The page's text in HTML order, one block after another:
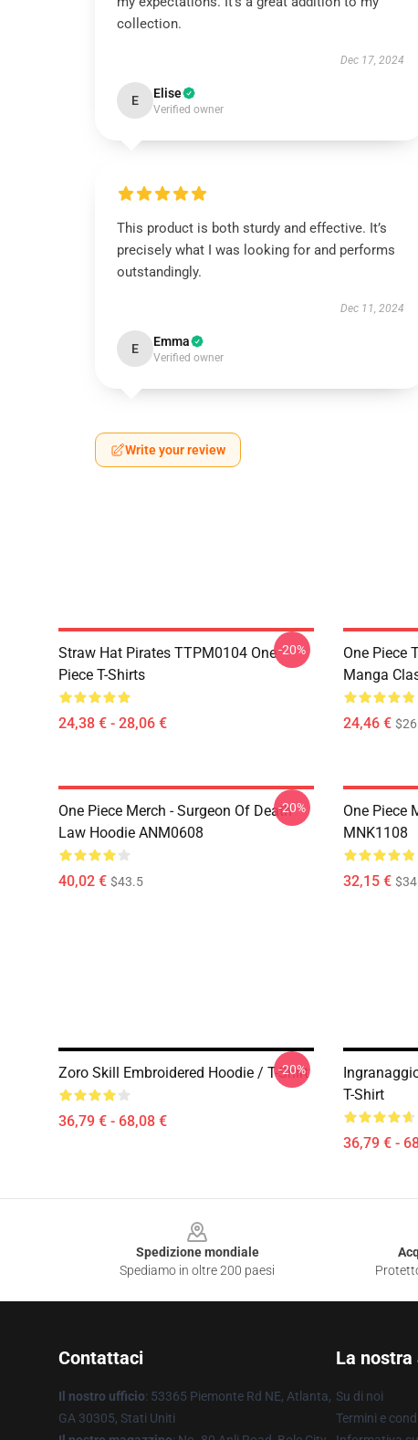
collection.
Dec 17, 2024
E Elise
Verified owner
This product is both sturdy and effective. It’s
precisely what I was looking for and performs
outstandingly.
Dec 11, 2024
E Emma
Verified owner
Write your review
Straw Hat Pirates TTPM0104 One
Piece T-Shirts
24,38 € - 28,06 €
-20%
One Piece
Manga
24,46 €
One Piece Merch - Surgeon Of Death
Law Hoodie ANM0608
40,02 € $43.5
-20%
One Piece
MNK1108
32,15 €
Zoro Skill Embroidered Hoodie / T-Shirt
36,79 € - 68,08 €
-20%
T-Shirt
36,79 € -
Spedizione mondiale
Spediamo in oltre 200 paesi
Contattaci
Il nostro ufficio: 53365 Piemonte Rd NE, Atlanta,
GA 30305, Stati Uniti
La nostra
Su di noi
Termini e